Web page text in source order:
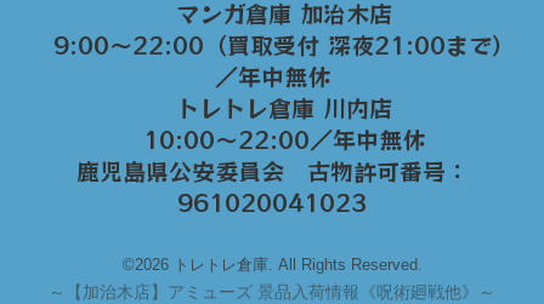
マンガ倉庫 加治木店
9:00〜22:00（買取受付 深夜21:00まで）
／年中無休
トレトレ倉庫 川内店
10:00〜22:00／年中無休
鹿児島県公安委員会 古物許可番号：
961020041023
©2026 トレトレ倉庫. All Rights Reserved.
～
【加治木店】アミューズ 景品入荷情報《呪術廻戦他》～